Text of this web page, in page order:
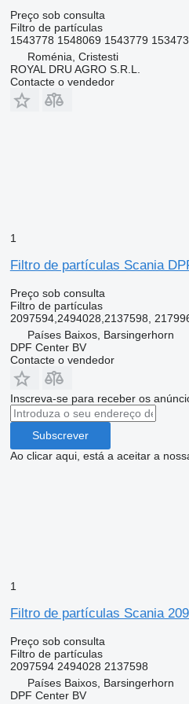
Preço sob consulta
Filtro de partículas
1543778 1548069 1543779
Roménia, Cristesti
ROYAL DRU AGRO S.R.L.
Contacte o vendedor
1
Filtro de partículas Scania
Preço sob consulta
Filtro de partículas
2097594,2494028,2137598,
Países Baixos, Barsingerhorn
DPF Center BV
Contacte o vendedor
Inscreva-se para receber os
Subscrever
Ao clicar aqui, está a aceitar a
1
Filtro de partículas Scania
Preço sob consulta
Filtro de partículas
2097594 2494028 2137598
Países Baixos, Barsingerhorn
DPF Center BV